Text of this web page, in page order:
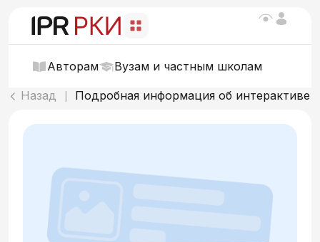
Авторам Вузам и частным школам
Назад Подробная информация об интерактиве